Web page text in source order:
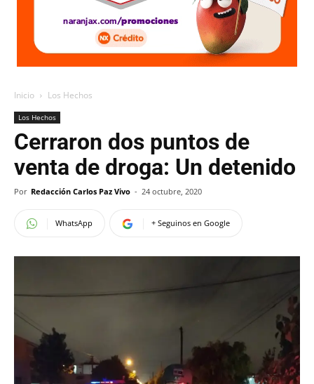
Inicio Los Hechos
Los Hechos
Cerraron dos puntos de
venta de droga: Un detenido
Por Redacción Carlos Paz Vivo - 24 octubre, 2020
WhatsApp + Seguinos en Google